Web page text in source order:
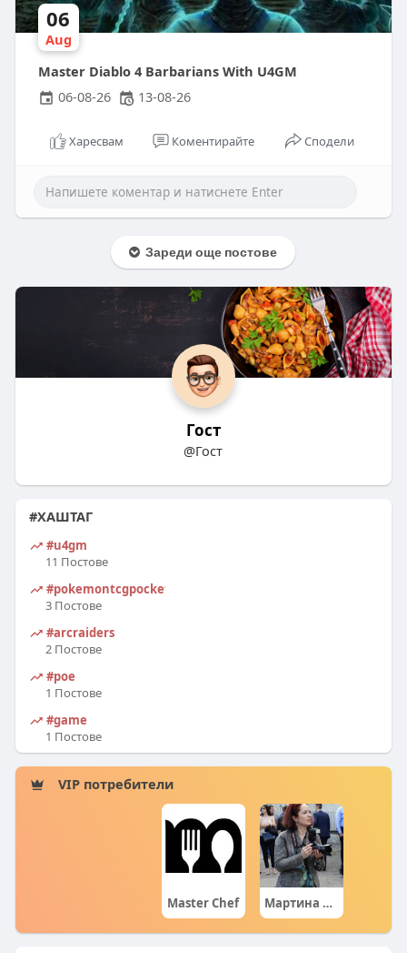
06
Aug
Master Diablo 4 Barbarians With U4GM
06-08-26
13-08-26
Харесвам Коментирайте Сподели
Зареди още постове
Гост
@Гост
#ХАШТАГ
#u4gm
11 Постове
#pokemontcgpocket
3 Постове
#arcraiders
2 Постове
#poe
1 Постове
#game
1 Постове
VIP потребители
Master Chef Мартина Цветанова